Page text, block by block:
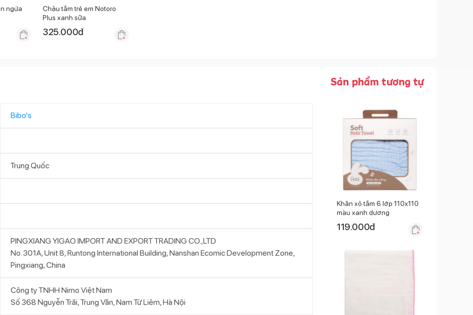
ngứa
Chậu tắm trẻ em Notoro
Plus xanh sữa
325.000đ
Bibo's
Trung Quốc
PINGXIANG YIGAO IMPORT AND EXPORT TRADING CO.,LTD
No. 301A, Unit 8, Runtong International Building, Nanshan Ecomic Development Zone,
Pingxiang, China
Công ty TNHH Nimo Việt Nam
Số 368 Nguyễn Trãi, Trung Văn, Nam Từ Liêm, Hà Nội
Sản phẩm tương tự
Khăn xô tắm 6 lớp 110x110
màu xanh dương
119.000đ